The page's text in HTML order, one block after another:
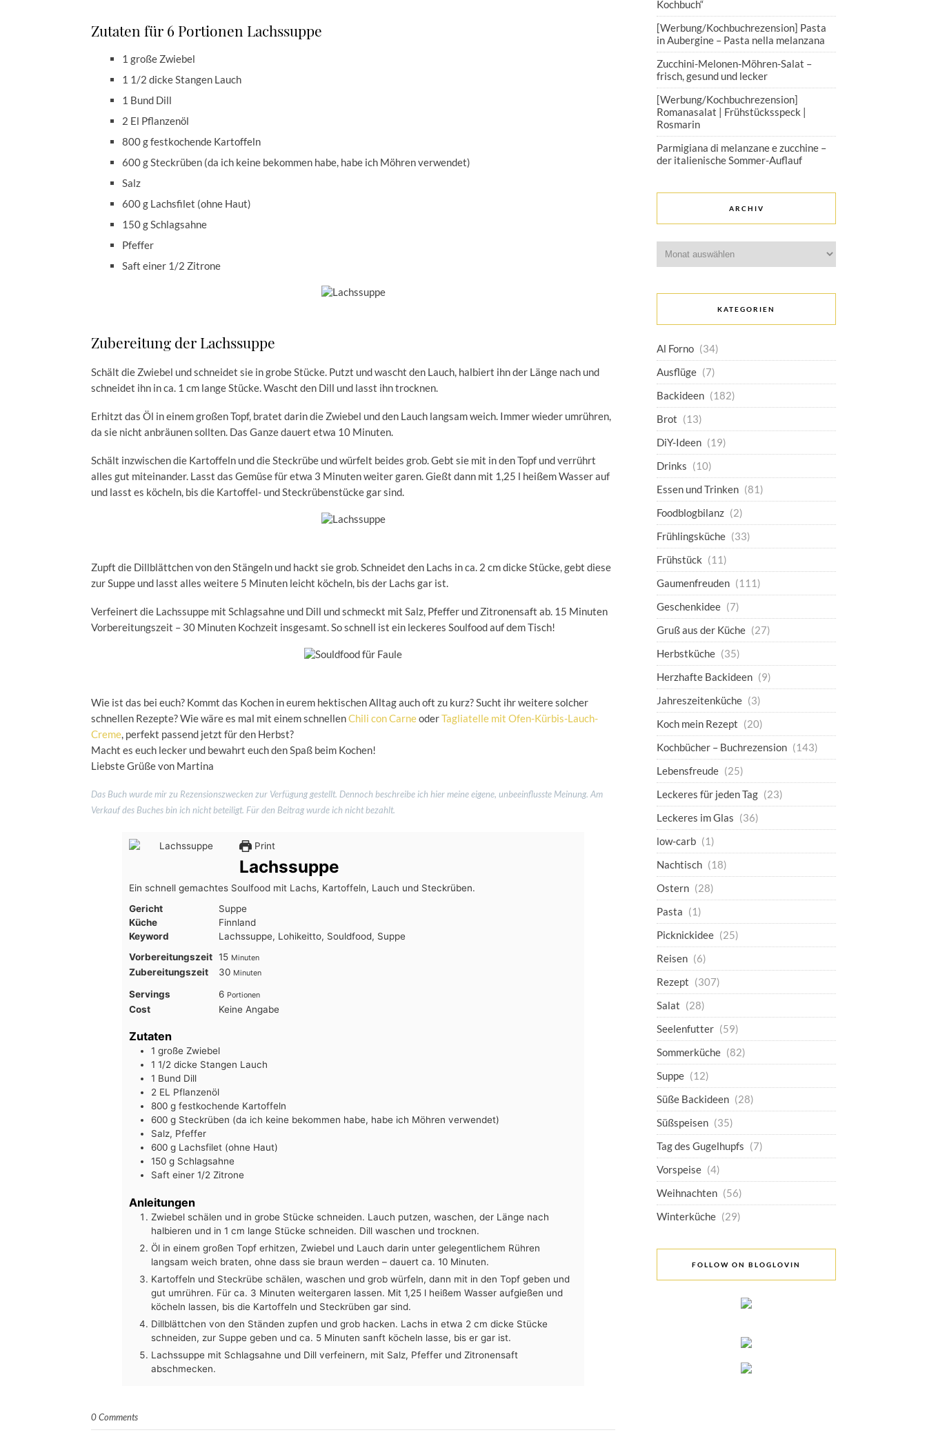
Zutaten für 6 Portionen Lachssuppe
1 große Zwiebel
1 1/2 dicke Stangen Lauch
1 Bund Dill
2 El Pflanzenöl
800 g festkochende Kartoffeln
600 g Steckrüben (da ich keine bekommen habe, habe ich Möhren verwendet)
Salz
600 g Lachsfilet (ohne Haut)
150 g Schlagsahne
Pfeffer
Saft einer 1/2 Zitrone
Zubereitung der Lachssuppe
Schält die Zwiebel und schneidet sie in grobe Stücke. Putzt und wascht den Lauch, halbiert ihn der Länge nach und
schneidet ihn in ca. 1 cm lange Stücke. Wascht den Dill und lasst ihn trocknen.
Erhitzt das Öl in einem großen Topf, bratet darin die Zwiebel und den Lauch langsam weich. Immer wieder umrühren,
da sie nicht anbräunen sollten. Das Ganze dauert etwa 10 Minuten.
Schält inzwischen die Kartoffeln und die Steckrübe und würfelt beides grob. Gebt sie mit in den Topf und verrührt
alles gut miteinander. Lasst das Gemüse für etwa 3 Minuten weiter garen. Gießt dann mit 1,25 l heißem Wasser auf
und lasst es köcheln, bis die Kartoffel- und Steckrübenstücke gar sind.
Zupft die Dillblättchen von den Stängeln und hackt sie grob. Schneidet den Lachs in ca. 2 cm dicke Stücke, gebt diese
zur Suppe und lasst alles weitere 5 Minuten leicht köcheln, bis der Lachs gar ist.
Verfeinert die Lachssuppe mit Schlagsahne und Dill und schmeckt mit Salz, Pfeffer und Zitronensaft ab. 15 Minuten
Vorbereitungszeit – 30 Minuten Kochzeit insgesamt. So schnell ist ein leckeres Soulfood auf dem Tisch!
Wie ist das bei euch? Kommt das Kochen in eurem hektischen Alltag auch oft zu kurz? Sucht ihr weitere solcher
schnellen Rezepte? Wie wäre es mal mit einem schnellenChili con CarneoderTagliatelle mit Ofen-Kürbis-Lauch-
Creme, perfekt passend jetzt für den Herbst?
Macht es euch lecker und bewahrt euch den Spaß beim Kochen!
Liebste Grüße von Martina
Das Buch wurde mir zu Rezensionszwecken zur Verfügung gestellt. Dennoch beschreibe ich hier meine eigene, unbeeinflusste Meinung. Am
Verkauf des Buches bin ich nicht beteiligt. Für den Beitrag wurde ich nicht bezahlt.
Print
Lachssuppe
Ein schnell gemachtes Soulfood mit Lachs, Kartoffeln, Lauch und Steckrüben.
Gericht
Suppe
Küche
Finnland
Keyword
Lachssuppe, Lohikeitto, Souldfood, Suppe
Vorbereitungszeit 15Minuten
Minuten
Zubereitungszeit 30Minuten
Minuten
Servings 6 Portionen
Cost Keine Angabe
Zutaten
1 große Zwiebel
1 1/2 dicke Stangen Lauch
1 Bund Dill
2 EL Pflanzenöl
800 g festkochende Kartoffeln
600 g Steckrüben (da ich keine bekommen habe, habe ich Möhren verwendet)
Salz, Pfeffer
600 g Lachsfilet (ohne Haut)
150 g Schlagsahne
Saft einer 1/2 Zitrone
Anleitungen
Zwiebel schälen und in grobe Stücke schneiden. Lauch putzen, waschen, der Länge nach
halbieren und in 1 cm lange Stücke schneiden. Dill waschen und trocknen.
Öl in einem großen Topf erhitzen, Zwiebel und Lauch darin unter gelegentlichem Rühren
langsam weich braten, ohne dass sie braun werden – dauert ca. 10 Minuten.
Kartoffeln und Steckrübe schälen, waschen und grob würfeln, dann mit in den Topf geben und
gut umrühren. Für ca. 3 Minuten weitergaren lassen. Mit 1,25 l heißem Wasser aufgießen und
köcheln lassen, bis die Kartoffeln und Steckrüben gar sind.
Dillblättchen von den Ständen zupfen und grob hacken. Lachs in etwa 2 cm dicke Stücke
schneiden, zur Suppe geben und ca. 5 Minuten sanft köcheln lasse, bis er gar ist.
Lachssuppe mit Schlagsahne und Dill verfeinern, mit Salz, Pfeffer und Zitronensaft
abschmecken.
0 Comments
Kochbuch“
[Werbung/Kochbuchrezension] Pasta
in Aubergine – Pasta nella melanzana
Zucchini-Melonen-Möhren-Salat –
frisch, gesund und lecker
[Werbung/Kochbuchrezension]
Romanasalat | Frühstücksspeck |
Rosmarin
Parmigiana di melanzane e zucchine –
der italienische Sommer-Auflauf
ARCHIV
KATEGORIEN
Al Forno (34)
Ausflüge (7)
Backideen (182)
Brot (13)
DiY-Ideen (19)
Drinks (10)
Essen und Trinken (81)
Foodblogbilanz (2)
Frühlingsküche (33)
Frühstück (11)
Gaumenfreuden (111)
Geschenkidee (7)
Gruß aus der Küche (27)
Herbstküche (35)
Herzhafte Backideen (9)
Jahreszeitenküche (3)
Koch mein Rezept (20)
Kochbücher – Buchrezension (143)
Lebensfreude (25)
Leckeres für jeden Tag (23)
Leckeres im Glas (36)
low-carb (1)
Nachtisch (18)
Ostern (28)
Pasta (1)
Picknickidee (25)
Reisen (6)
Rezept (307)
Salat (28)
Seelenfutter (59)
Sommerküche (82)
Suppe (12)
Süße Backideen (28)
Süßspeisen (35)
Tag des Gugelhupfs (7)
Vorspeise (4)
Weihnachten (56)
Winterküche (29)
FOLLOW ON BLOGLOVIN